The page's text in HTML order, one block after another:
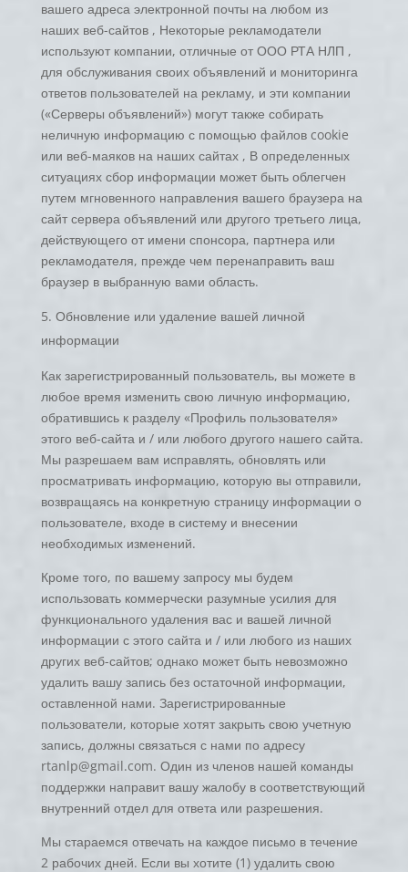
вашего адреса электронной почты на любом из
наших веб-сайтов , Некоторые рекламодатели
используют компании, отличные от ООО РТА НЛП ,
для обслуживания своих объявлений и мониторинга
ответов пользователей на рекламу, и эти компании
(«Серверы объявлений») могут также собирать
неличную информацию с помощью файлов cookie
или веб-маяков на наших сайтах , В определенных
ситуациях сбор информации может быть облегчен
путем мгновенного направления вашего браузера на
сайт сервера объявлений или другого третьего лица,
действующего от имени спонсора, партнера или
рекламодателя, прежде чем перенаправить ваш
браузер в выбранную вами область.
Обновление или удаление вашей личной
информации
Как зарегистрированный пользователь, вы можете в
любое время изменить свою личную информацию,
обратившись к разделу «Профиль пользователя»
этого веб-сайта и / или любого другого нашего сайта.
Мы разрешаем вам исправлять, обновлять или
просматривать информацию, которую вы отправили,
возвращаясь на конкретную страницу информации о
пользователе, входе в систему и внесении
необходимых изменений.
Кроме того, по вашему запросу мы будем
использовать коммерчески разумные усилия для
функционального удаления вас и вашей личной
информации с этого сайта и / или любого из наших
других веб-сайтов; однако может быть невозможно
удалить вашу запись без остаточной информации,
оставленной нами. Зарегистрированные
пользователи, которые хотят закрыть свою учетную
запись, должны связаться с нами по адресу
rtanlp@gmail.com. Один из членов нашей команды
поддержки направит вашу жалобу в соответствующий
внутренний отдел для ответа или разрешения.
Мы стараемся отвечать на каждое письмо в течение
2 рабочих дней. Если вы хотите (1) удалить свою